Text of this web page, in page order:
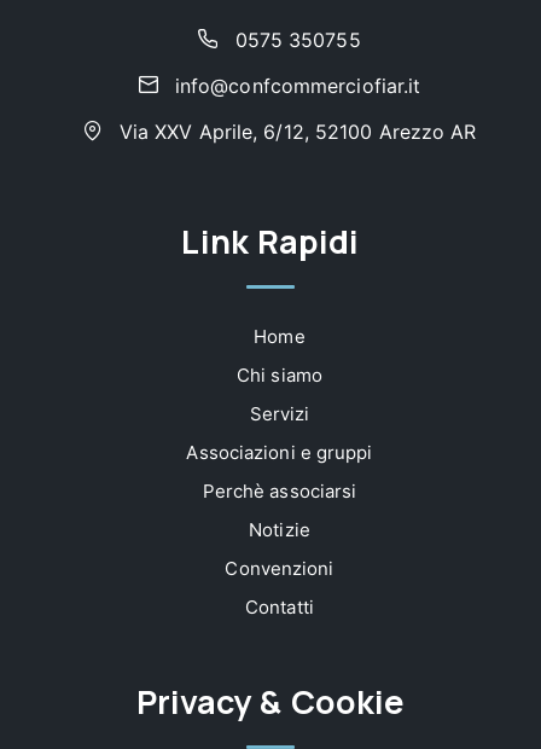
0575 350755
info@confcommerciofiar.it
Via XXV Aprile, 6/12, 52100 Arezzo AR
Link Rapidi
Home
Chi siamo
Servizi
Associazioni e gruppi
Perchè associarsi
Notizie
Convenzioni
Contatti
Privacy & Cookie